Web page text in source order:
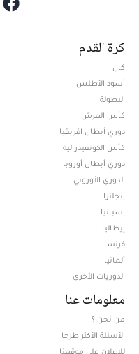
كرة القدم
كان
أسود الأطلس
البطولة
كأس العرش
دوري أبطال افريقيا
كأس الكونفيدرالية
دوري أبطال أوروبا
الدوري الأوروبي
إنجلترا
إسبانيا
إيطاليا
فرنسا
ألمانيا
الدوريات الأخرى
معلومات عنا
من نحن ؟
الأسئلة الأكثر طرحا
للإعلان على موقعنا